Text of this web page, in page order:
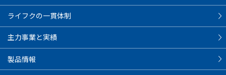
ライフクの一貫体制
主力事業と実績
製品情報